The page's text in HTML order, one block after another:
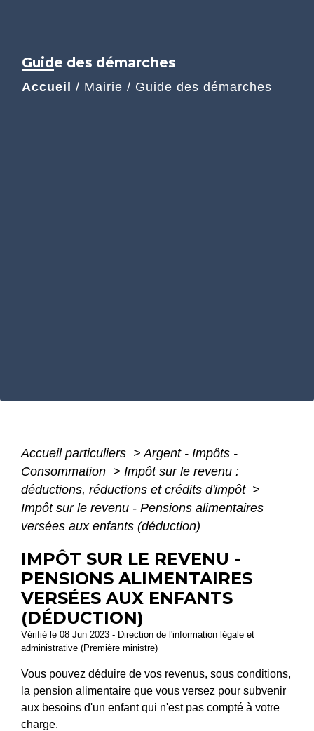
Guide des démarches
Accueil / Mairie / Guide des démarches
Accueil particuliers > Argent - Impôts -
Consommation > Impôt sur le revenu :
déductions, réductions et crédits d'impôt >
Impôt sur le revenu - Pensions alimentaires
versées aux enfants (déduction)
IMPÔT SUR LE REVENU -
PENSIONS ALIMENTAIRES
VERSÉES AUX ENFANTS
(DÉDUCTION)
Vérifié le 08 Jun 2023 - Direction de l'information légale et
administrative (Première ministre)
Vous pouvez déduire de vos revenus, sous conditions,
la pension alimentaire que vous versez pour subvenir
aux besoins d'un enfant qui n'est pas compté à votre
charge.